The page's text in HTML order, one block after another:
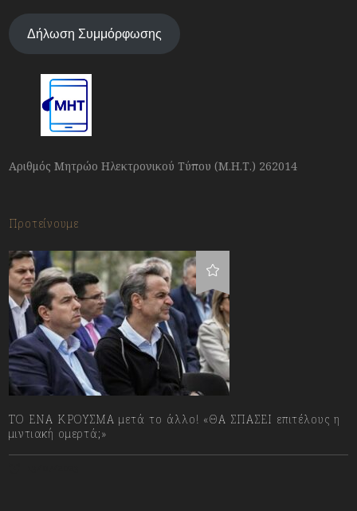
Δήλωση Συμμόρφωσης
Αριθμός Μητρώο Ηλεκτρονικού Τύπου (Μ.Η.Τ.) 262014
Προτείνουμε
ΤΟ ΕΝΑ ΚΡΟΥΣΜΑ μετά το άλλο! «ΘΑ ΣΠΑΣΕΙ επιτέλους η
μιντιακή ομερτά;»